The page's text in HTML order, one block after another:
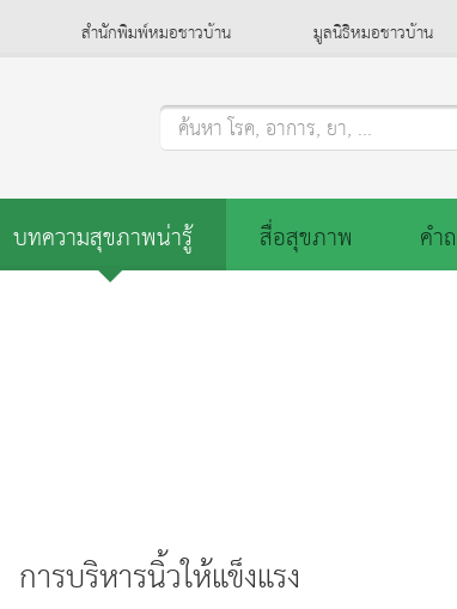
สำนักพิมพ์หมอชาวบ้าน มูลนิธิหมอชาวบ้าน
ค้นหา โรค, อาการ, ยา, ...
บทความสุขภาพน่ารู้ สื่อสุขภาพ
คำ
การบริหารนิ้วให้แข็งแรง